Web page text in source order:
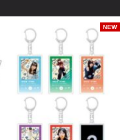
NEW